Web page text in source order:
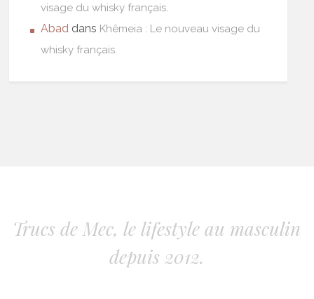
visage du whisky français.
Abad dans Khêmeia : Le nouveau visage du
whisky français.
Trucs de Mec, le lifestyle au masculin
depuis 2012.